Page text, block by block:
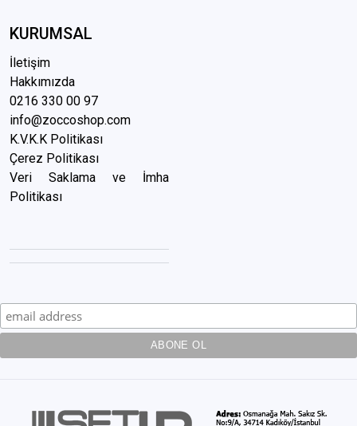
KURUMSAL
İletişim
Hakkımızda
0216 330 00 97
info@zoccoshop.com
K.V.K.K Politikası
Çerez Politikası
Veri Saklama ve İmha
Politikası